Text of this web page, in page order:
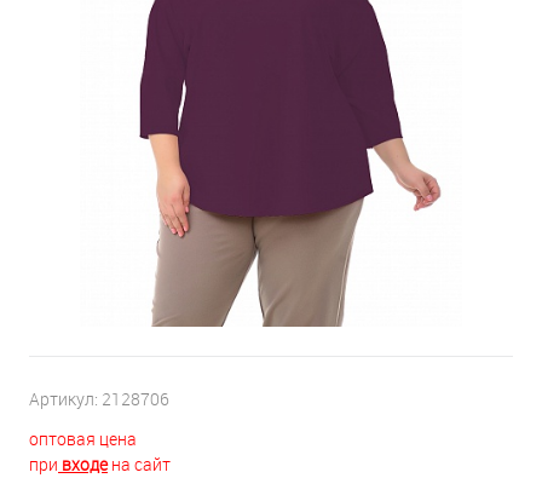
Артикул: 2128706
оптовая цена
при входена сайт